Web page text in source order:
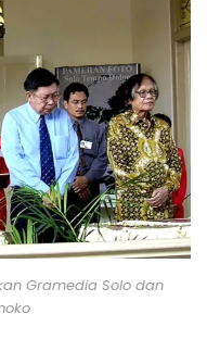
Gramedia Solo dan